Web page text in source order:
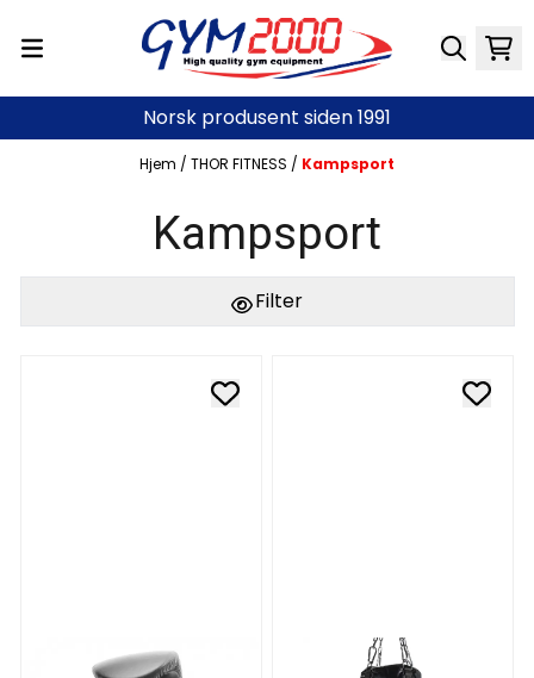
Norsk produsent siden 1991
Hjem / THOR FITNESS / Kampsport
Kampsport
Filter